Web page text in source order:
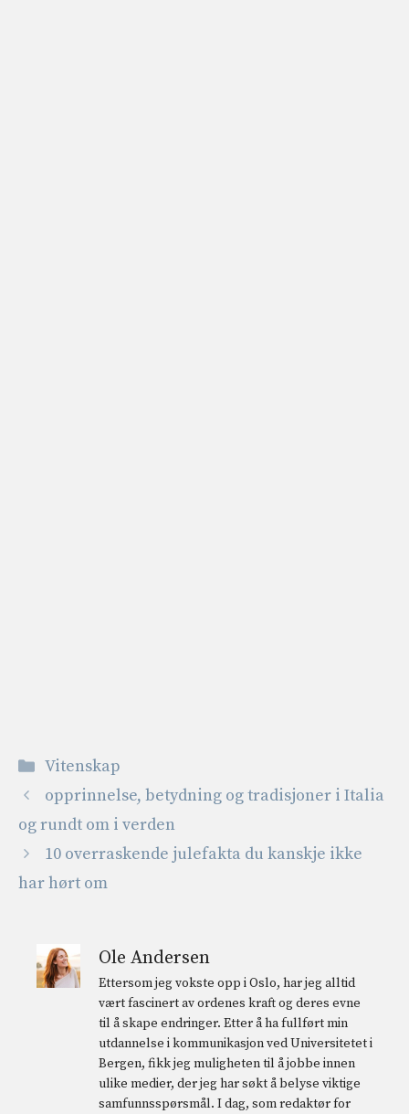
Kategorier
Vitenskap
opprinnelse, betydning og tradisjoner i Italia
og rundt om i verden
10 overraskende julefakta du kanskje ikke
har hørt om
Ole Andersen
Ettersom jeg vokste opp i Oslo, har jeg alltid
vært fascinert av ordenes kraft og deres evne
til å skape endringer. Etter å ha fullført min
utdannelse i kommunikasjon ved Universitetet i
Bergen, fikk jeg muligheten til å jobbe innen
ulike medier, der jeg har søkt å belyse viktige
samfunnsspørsmål. I dag, som redaktør for